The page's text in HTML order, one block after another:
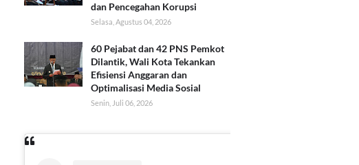
dan Pencegahan Korupsi
Selasa, Agustus 04, 2026
60 Pejabat dan 42 PNS Pemkot
Dilantik, Wali Kota Tekankan
Efisiensi Anggaran dan
Optimalisasi Media Sosial
Senin, Juli 06, 2026